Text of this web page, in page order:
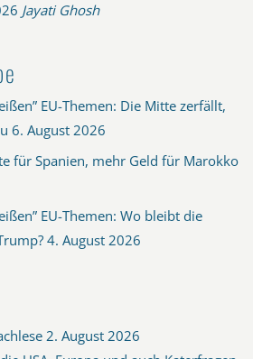
Jayati Ghosh
EU-Themen: Die Mitte zerfällt,
6. August 2026
für Spanien, mehr Geld für Marokko
EU-Themen: Wo bleibt die
4. August 2026
2. August 2026